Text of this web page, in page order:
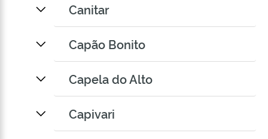
Canitar
Capão Bonito
Capela do Alto
Capivari